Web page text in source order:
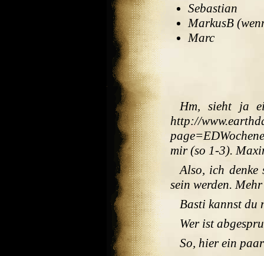
Sebastian
MarkusB
Marc
Hm, sieht ja
http://
mir (so 1-3).
Also, ich denke
sein werden.
Basti kannst du
Wer ist
So, hier ein